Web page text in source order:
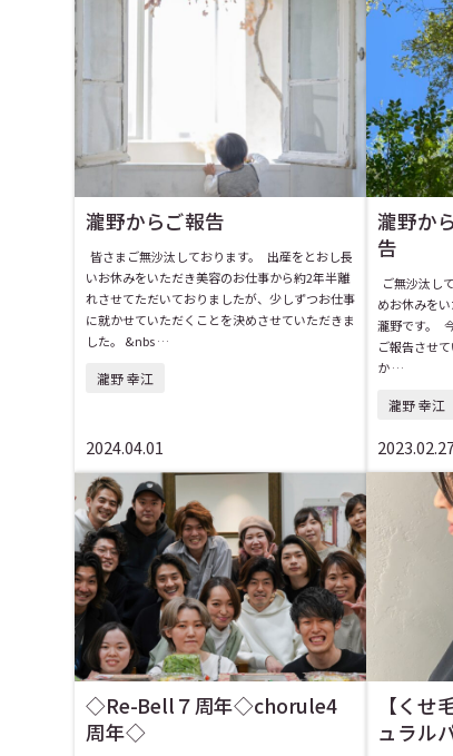
瀧野からご報告
皆さまご無沙汰しております。 出産をとおし長
いお休みをいただき美容のお仕事から約2年半離
れさせてただいておりましたが、少しずつお仕事
に就かせていただくことを決めさせていただきま
した。 &nbs …
瀧野 幸江
2024.04.01
瀧野か
告
ご無沙汰し
めお休みを
瀧野です。
ご報告させ
か …
瀧野 幸江
◇Re-Bell７周年◇chorule4
周年◇
【くせ
ュラル